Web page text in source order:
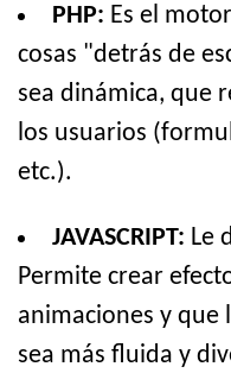
PHP: Es el
cosas "detrás de
sea dinámica, que
los usuarios
etc.).
JAVASCRIPT: Le
Permite crear
animaciones y que
sea más fluida y